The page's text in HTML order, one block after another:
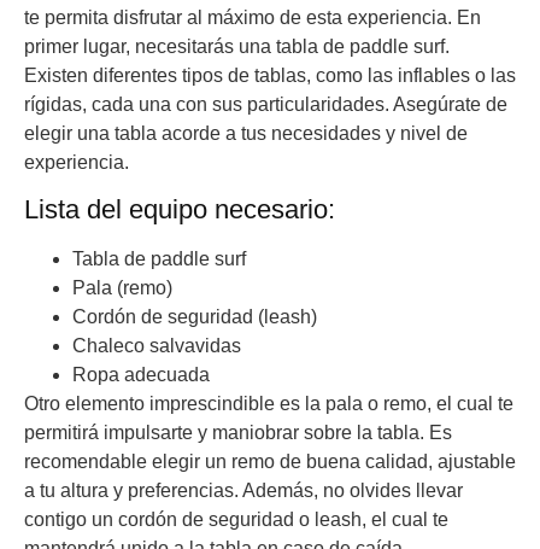
te permita disfrutar al máximo de esta experiencia. En
primer lugar, necesitarás una tabla de paddle surf.
Existen diferentes tipos de tablas, como las inflables o las
rígidas, cada una con sus particularidades. Asegúrate de
elegir una tabla acorde a tus necesidades y nivel de
experiencia.
Lista del equipo necesario:
Tabla de paddle surf
Pala (remo)
Cordón de seguridad (leash)
Chaleco salvavidas
Ropa adecuada
Otro elemento imprescindible es la pala o remo, el cual te
permitirá impulsarte y maniobrar sobre la tabla. Es
recomendable elegir un remo de buena calidad, ajustable
a tu altura y preferencias. Además, no olvides llevar
contigo un cordón de seguridad o leash, el cual te